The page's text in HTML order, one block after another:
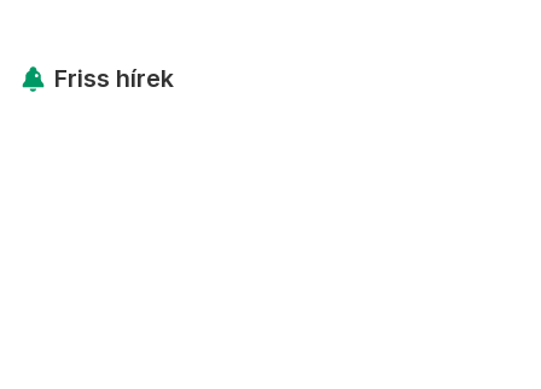
Friss hírek